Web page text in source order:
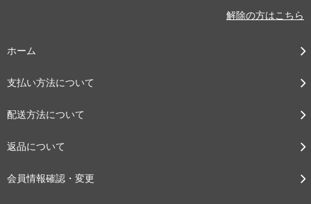
解除の方はこちら
ホーム
支払い方法について
配送方法について
返品について
会員情報確認・変更